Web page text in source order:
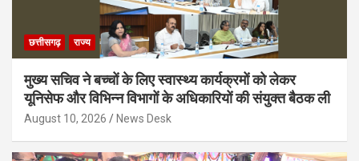
छत्तीसगढ़ राज्य
मुख्य सचिव ने बच्चों के लिए स्वास्थ्य कार्यक्रमों को लेकर
यूनिसेफ और विभिन्न विभागों के अधिकारियों की संयुक्त बैठक ली
August 10, 2026 News Desk